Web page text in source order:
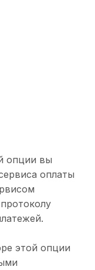
опции вы
оплаты
этой опции